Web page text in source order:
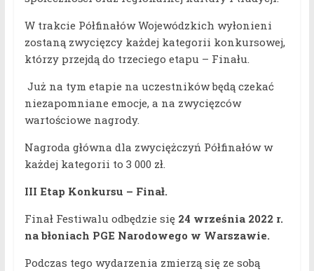
W trakcie Półfinałów Wojewódzkich wyłonieni
zostaną zwycięzcy każdej kategorii konkursowej,
którzy przejdą do trzeciego etapu – Finału.
Już na tym etapie na uczestników będą czekać
niezapomniane emocje, a na zwycięzców
wartościowe nagrody.
Nagroda główna dla zwyciężczyń Półfinałów w
każdej kategorii to 3 000 zł.
III Etap Konkursu – Finał.
Finał Festiwalu odbędzie się 24 września 2022 r.
na błoniach PGE Narodowego w Warszawie.
Podczas tego wydarzenia zmierzą się ze sobą